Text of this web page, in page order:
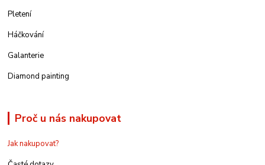
Pletení
Háčkování
Galanterie
Diamond painting
Proč u nás nakupovat
Jak nakupovat?